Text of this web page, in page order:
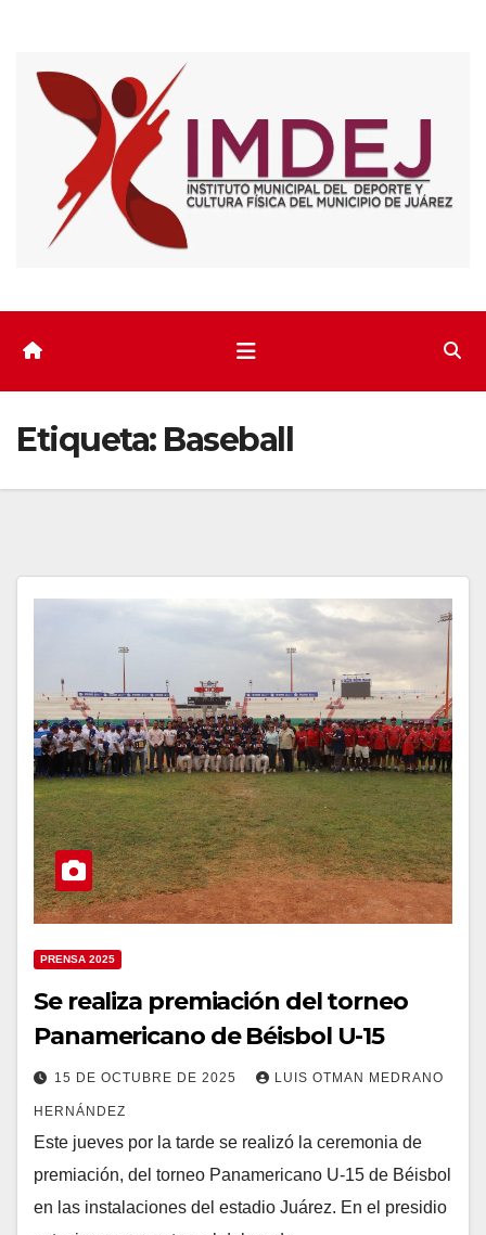
contenido
Etiqueta: Baseball
PRENSA 2025
Se realiza premiación del torneo
Panamericano de Béisbol U-15
15 DE OCTUBRE DE 2025 LUIS OTMAN MEDRANO
HERNÁNDEZ
Este jueves por la tarde se realizó la ceremonia de
premiación, del torneo Panamericano U-15 de Béisbol
en las instalaciones del estadio Juárez. En el presidio